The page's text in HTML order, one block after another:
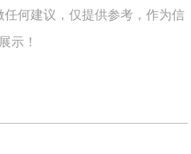
何建议，仅提供参考，作为信
示！